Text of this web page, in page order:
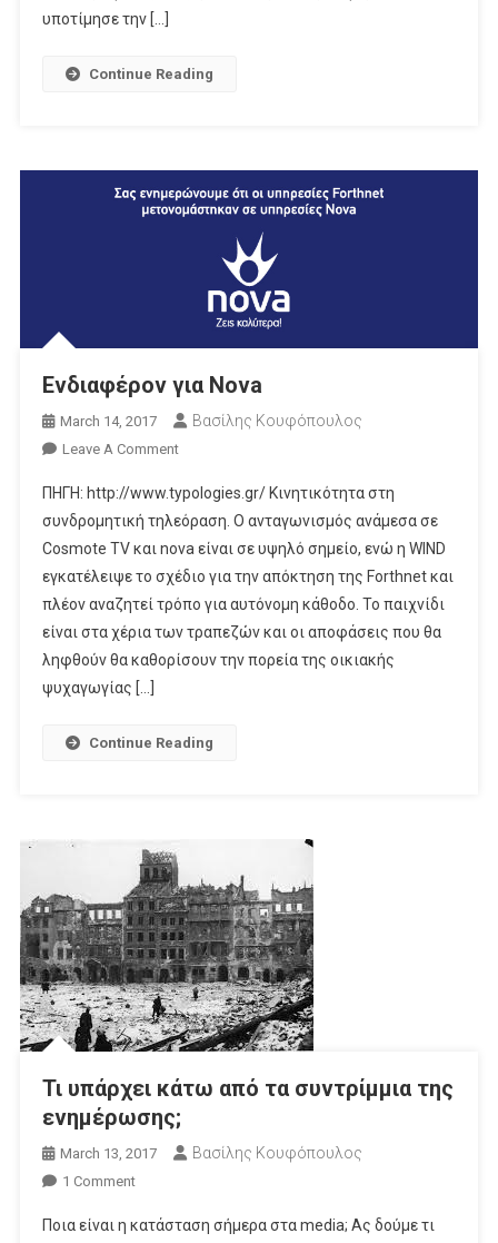
υποτίμησε την […]
Continue Reading
Ενδιαφέρον για Nova
March 14, 2017 Βασίλης Κουφόπουλος
Leave A CommentOn
Για
Nova
ΠΗΓΗ: http://www.typologies.gr/ Κινητικότητα στη
συνδρομητική τηλεόραση. Ο ανταγωνισμός ανάμεσα σε
Cosmote TV και nova είναι σε υψηλό σημείο, ενώ η WIND
εγκατέλειψε το σχέδιο για την απόκτηση της Forthnet και
πλέον αναζητεί τρόπο για αυτόνομη κάθοδο. Το παιχνίδι
είναι στα χέρια των τραπεζών και οι αποφάσεις που θα
ληφθούν θα καθορίσουν την πορεία της οικιακής
ψυχαγωγίας […]
Continue Reading
Τι υπάρχει κάτω από τα συντρίμμια της
ενημέρωσης;
March 13, 2017 Βασίλης Κουφόπουλος
1 CommentOn
Υπάρχει
Ποια είναι η κατάσταση σήμερα στα media; Ας δούμε τι